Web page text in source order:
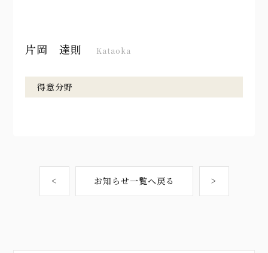
片岡 達則 Kataoka
得意分野
< お知らせ一覧へ戻る >